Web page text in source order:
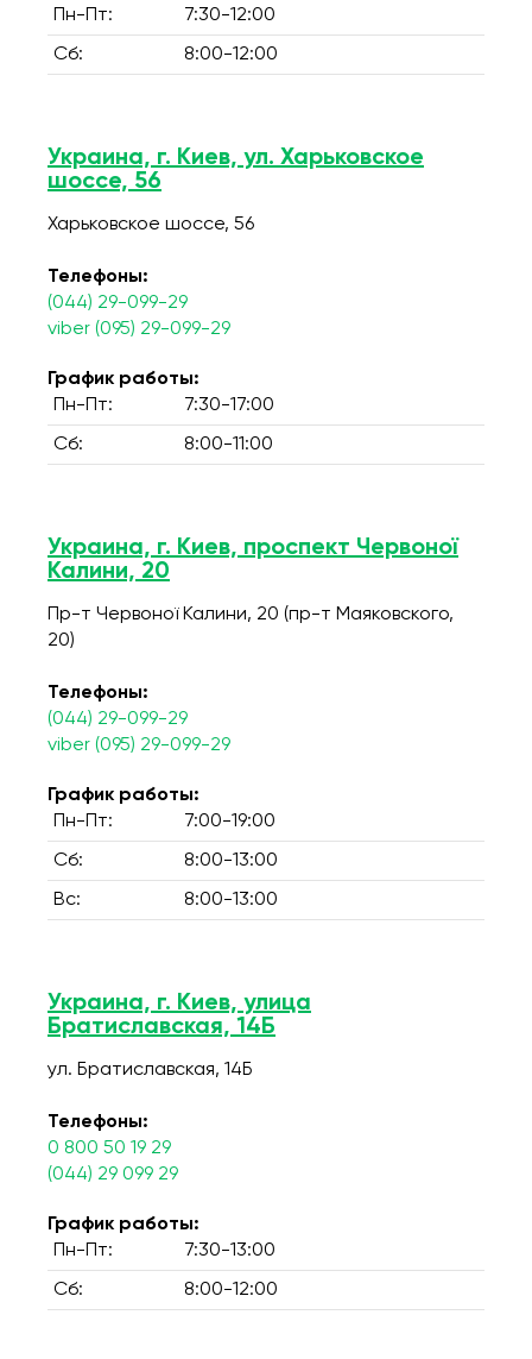
Пн-Пт:
7:30-12:00
Сб: 8:00-12:00
Украина, г. Киев, ул. Харьковское
шоссе, 56
Харьковское шоссе, 56
Телефоны:
(044) 29-099-29
viber (095) 29-099-29
График работы:
Пн-Пт:
7:30-17:00
Сб: 8:00-11:00
Украина, г. Киев, проспект Червоної
Калини, 20
Пр-т Червоної Калини, 20 (пр-т Маяковского,
20)
Телефоны:
(044) 29-099-29
viber (095) 29-099-29
График работы:
Пн-Пт:
7:00-19:00
Сб: 8:00-13:00
Вс: 8:00-13:00
Украина, г. Киев, улица
Братиславская, 14Б
ул. Братиславская, 14Б
Телефоны:
0 800 50 19 29
(044) 29 099 29
График работы:
Пн-Пт:
7:30-13:00
Сб: 8:00-12:00